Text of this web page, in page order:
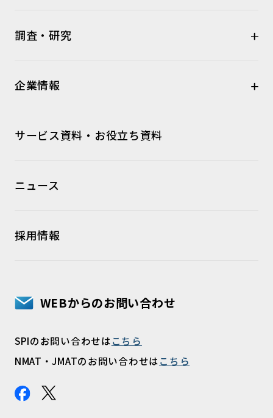
調査・研究
企業情報
サービス資料・お役立ち資料
ニュース
採用情報
WEBからのお問い合わせ
SPIのお問い合わせはこちら
NMAT・JMATのお問い合わせはこちら